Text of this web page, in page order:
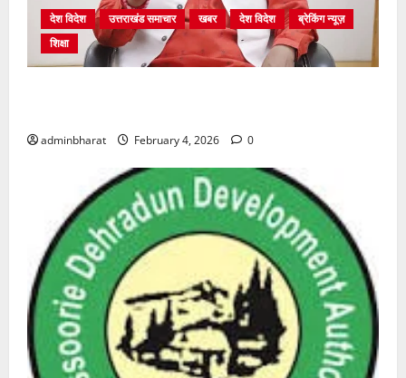
देश विदेश उत्तराखंड समाचार खबर देश विदेश
ब्रेकिंग न्यूज़
शिक्षा
adminbharat February 4, 2026 0